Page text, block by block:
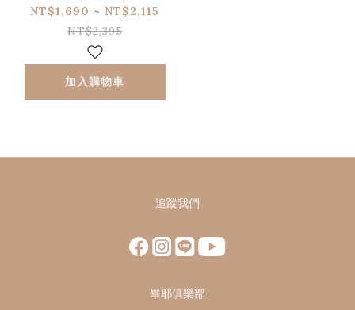
NT$1,690 ~ NT$2,115
NT$2,395
加入購物車
追蹤我們
畢耶俱樂部